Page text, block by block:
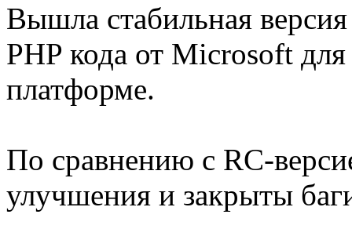
Вышла стабильная
PHP кода от Microsoft
платформе.
По сравнению с RC-
улучшения и закрыты